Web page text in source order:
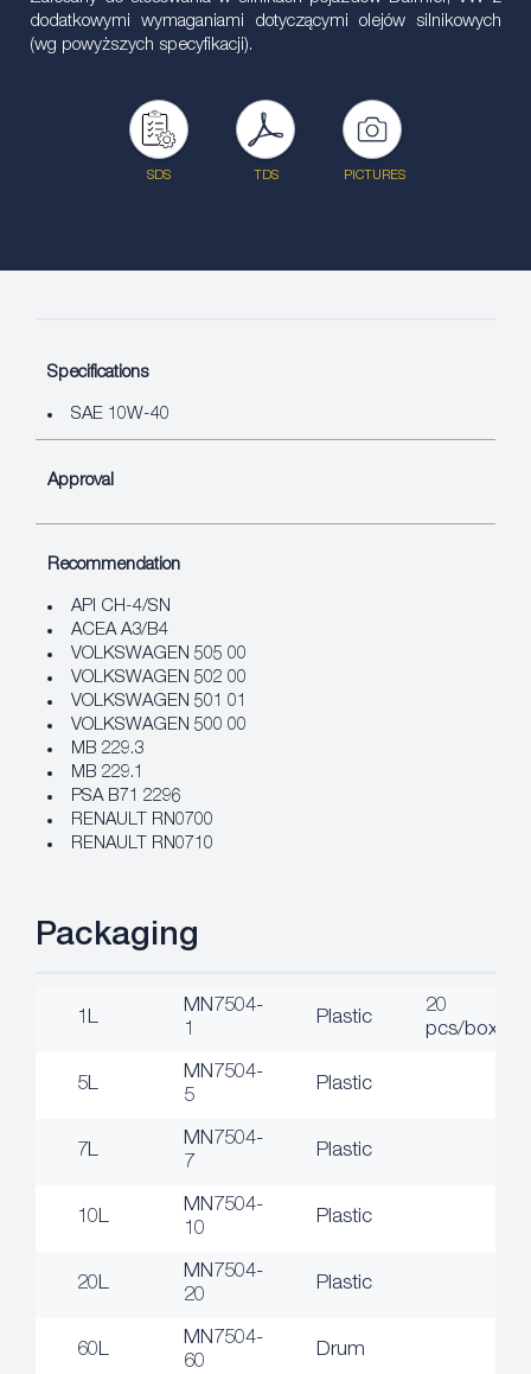
dodatkowymi wymaganiami dotyczącymi olejów silnikowych
(wg powyższych specyfikacji).
SDS TDS PICTURES
Specifications
SAE 10W-40
Approval
Recommendation
API CH-4/SN
ACEA A3/B4
VOLKSWAGEN 505 00
VOLKSWAGEN 502 00
VOLKSWAGEN 501 01
VOLKSWAGEN 500 00
MB 229.3
MB 229.1
PSA B71 2296
RENAULT RN0700
RENAULT RN0710
Packaging
1L
MN7504-
1
Plastic
20
pcs/box
5L
MN7504-
5
Plastic
7L
MN7504-
7
Plastic
10L
MN7504-
10
Plastic
20L
MN7504-
20
Plastic
60L
MN7504-
60
Drum